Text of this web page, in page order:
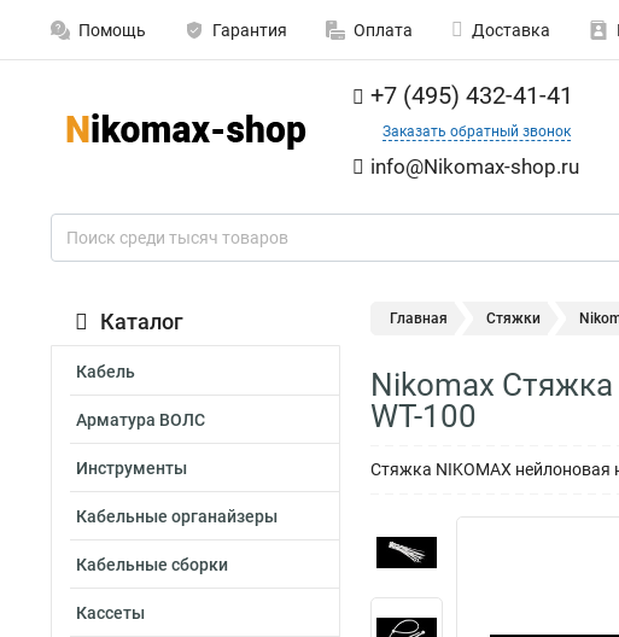
Помощь Гарантия Оплата Доставка
+7 (495) 432-41-41
Заказать обратный звонок
info@Nikomax-shop.ru
Каталог
Кабель
Арматура ВОЛС
Инструменты
Кабельные органайзеры
Кабельные сборки
Кассеты
Главная Стяжки
Nikomax
WT-100
Стяжка NIKOMAX